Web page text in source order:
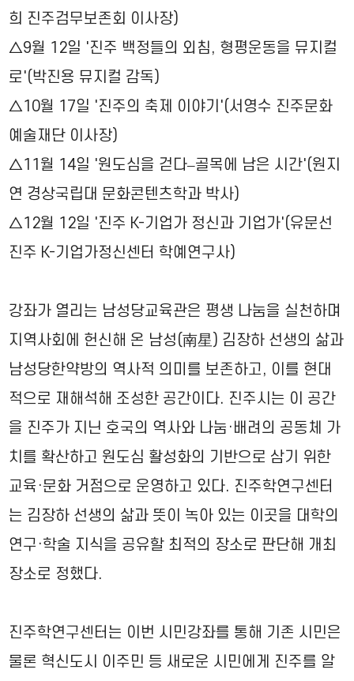
희 진주검무보존회 이사장)
△9월 12일 '진주 백정들의 외침, 형평운동을 뮤지컬
로'(박진용 뮤지컬 감독)
△10월 17일 '진주의 축제 이야기'(서영수 진주문화
예술재단 이사장)
△11월 14일 '원도심을 걷다–골목에 남은 시간'(원지
연 경상국립대 문화콘텐츠학과 박사)
△12월 12일 '진주 K-기업가 정신과 기업가'(유문선
진주 K-기업가정신센터 학예연구사)
강좌가 열리는 남성당교육관은 평생 나눔을 실천하며
지역사회에 헌신해 온 남성(南星) 김장하 선생의 삶과
남성당한약방의 역사적 의미를 보존하고, 이를 현대
적으로 재해석해 조성한 공간이다. 진주시는 이 공간
을 진주가 지닌 호국의 역사와 나눔·배려의 공동체 가
치를 확산하고 원도심 활성화의 기반으로 삼기 위한
교육·문화 거점으로 운영하고 있다. 진주학연구센터
는 김장하 선생의 삶과 뜻이 녹아 있는 이곳을 대학의
연구·학술 지식을 공유할 최적의 장소로 판단해 개최
장소로 정했다.
진주학연구센터는 이번 시민강좌를 통해 기존 시민은
물론 혁신도시 이주민 등 새로운 시민에게 진주를 알